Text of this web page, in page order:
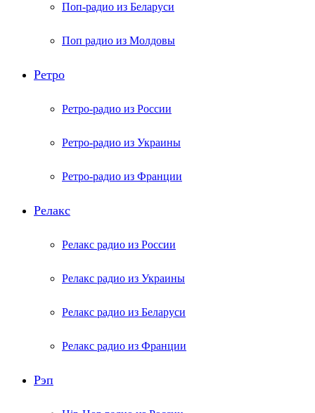
Поп-радио из Беларуси
Поп радио из Молдовы
Ретро
Ретро-радио из России
Ретро-радио из Украины
Ретро-радио из Франции
Релакс
Релакс радио из России
Релакс радио из Украины
Релакс радио из Беларуси
Релакс радио из Франции
Рэп